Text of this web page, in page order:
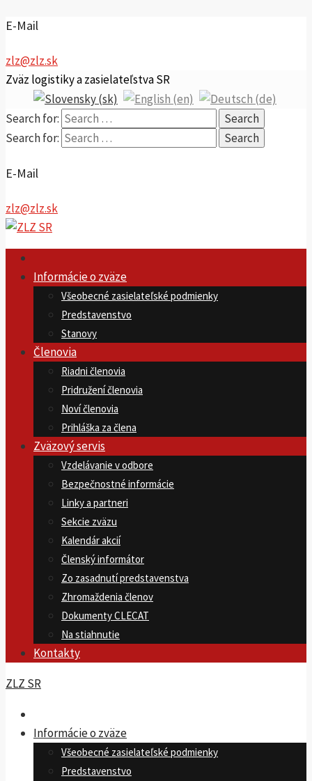
E-Mail
zlz@zlz.sk
Zväz logistiky a zasielateľstva SR
Search for:
Search for:
E-Mail
zlz@zlz.sk
Informácie o zväze
Všeobecné zasielateľské podmienky
Predstavenstvo
Stanovy
Členovia
Riadni členovia
Pridružení členovia
Noví členovia
Prihláška za člena
Zväzový servis
Vzdelávanie v odbore
Bezpečnostné informácie
Linky a partneri
Sekcie zväzu
Kalendár akcií
Členský informátor
Zo zasadnutí predstavenstva
Zhromaždenia členov
Dokumenty CLECAT
Na stiahnutie
Kontakty
ZLZ SR
Informácie o zväze
Všeobecné zasielateľské podmienky
Predstavenstvo